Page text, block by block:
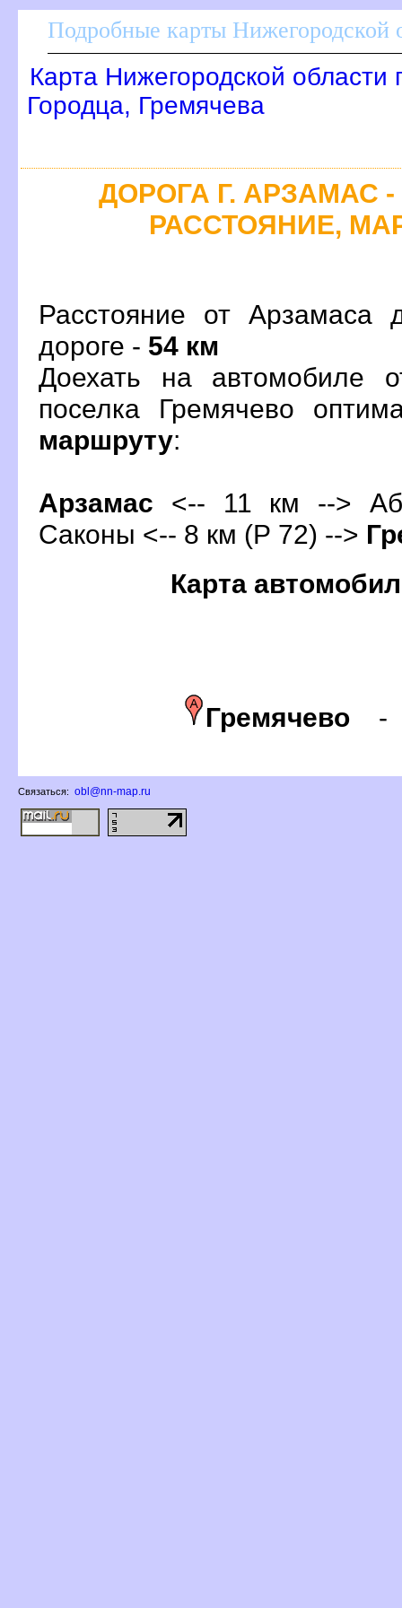
Подробные карты Нижегородской
Карта Нижегородской области
Городца, Гремячева
ДОРОГА Г. АРЗАМАС
РАССТОЯНИЕ,
Расстояние от Арзамаса
дороге - 54 км
Доехать на автомобиле
поселка Гремячево
маршруту:
Арзамас <-- 11 км -->
Саконы <-- 8 км (Р 72) -->
Карта
Гремячево
Связаться: obl@nn-map.ru